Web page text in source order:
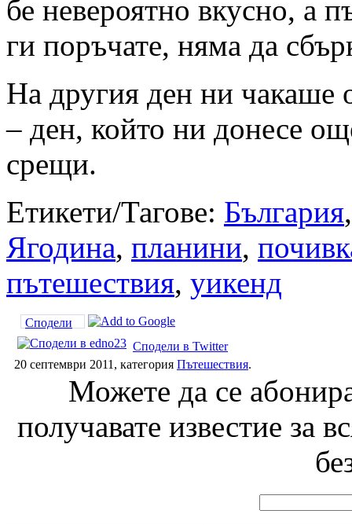
бе невероятно вкусно, а
ги поръчате, няма да
На другия ден ни чакаше
– ден, който ни донесе
срещи.
Етикети/Тагове: България
Ягодина, планини,
пътешествия, уикенд
Сподели
Сподели в Twitter
20 септември 2011, категория Пътешествия.
Можете да се
получавате известие за